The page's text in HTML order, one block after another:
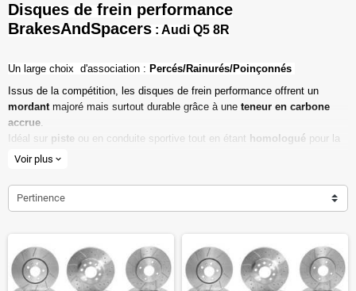
Disques de frein performance
BrakesAndSpacers : Audi Q5 8R
Un l arge choix d'association : Percés/Rainurés/Poinçonnés
Issus de la compétition, les disques de frein performance offrent un
mordant majoré mais surtout durable grâce à une teneur en carbone
accrue.
Idéal sur piste ou en conduite sportive tout en étant homologué pour la
route ouverte.
Dimensions d'origine respectées
Voir plus expand_more
Pertinence